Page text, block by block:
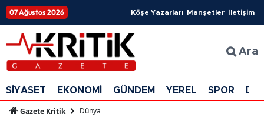
07 Ağustos 2026 Köşe Yazarları Manşetler İletişim
Ara
SİYASET EKONOMİ GÜNDEM YEREL SPOR
Gazete Kritik Dünya